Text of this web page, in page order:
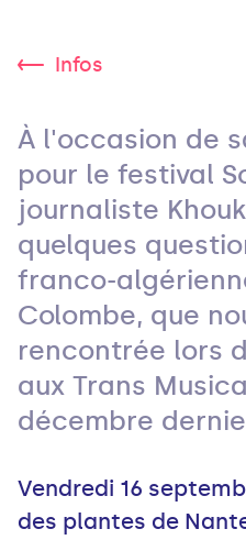
Infos
À l'occasion de
pour le festival
journaliste
quelques
franco-
Colombe, que
rencontrée lors
aux Trans
décembre
Vendredi 16
des plantes de